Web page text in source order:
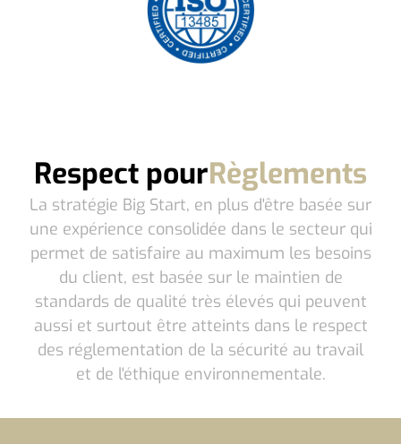
Respect pourRèglements
La stratégie Big Start, en plus d'être basée sur
une expérience consolidée dans le secteur qui
permet de satisfaire au maximum les besoins
du client, est basée sur le maintien de
standards de qualité très élevés qui peuvent
aussi et surtout être atteints dans le respect
des réglementation de la sécurité au travail
et de l'éthique environnementale.